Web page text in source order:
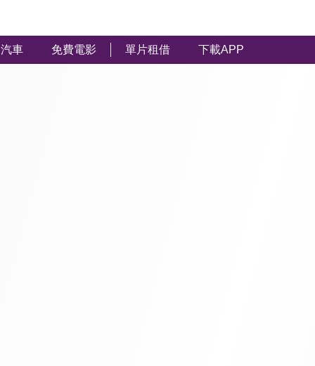
汽車 免費電影 單片租借 下載APP